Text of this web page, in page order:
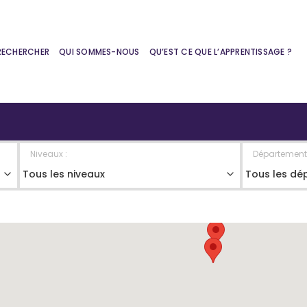
QUI SOMMES-NOUS QU’EST CE QUE L’APPRENTISSAGE ?
Niveaux :